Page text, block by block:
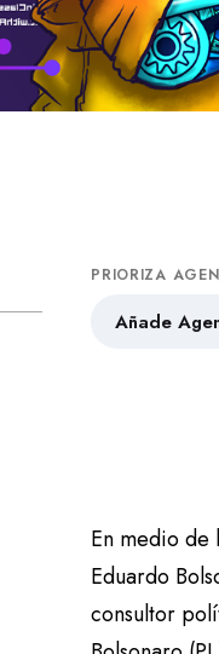
PRIORIZA
Añade
En medio de
Eduardo
consultor